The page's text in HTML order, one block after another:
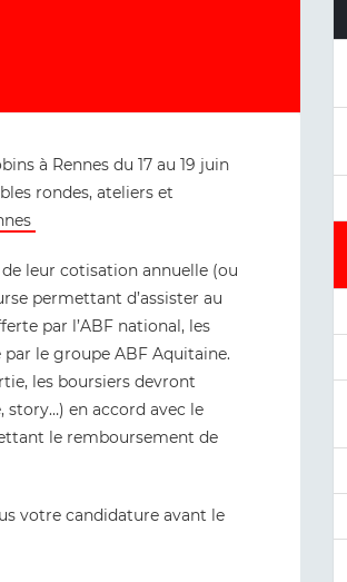
à Rennes du 17 au 19 juin
rondes, ateliers et
leur cotisation annuelle (ou
permettant d’assister au
par l’ABF national, les
le groupe ABF Aquitaine.
les boursiers devront
story…) en accord avec le
le remboursement de
votre candidature avant le